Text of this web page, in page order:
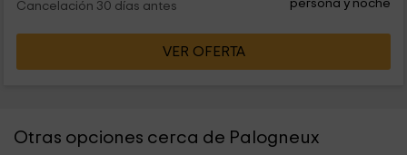
Cancelación 30 días antes
persona y noche
VER OFERTA
Otras opciones cerca de Palogneux